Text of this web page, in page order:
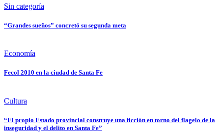
Sin categoría
“Grandes sueños” concretó su segunda meta
Economía
Fecol 2010 en la ciudad de Santa Fe
Cultura
“El propio Estado provincial construye una ficción en torno del flagelo de la
inseguridad y el delito en Santa Fe”